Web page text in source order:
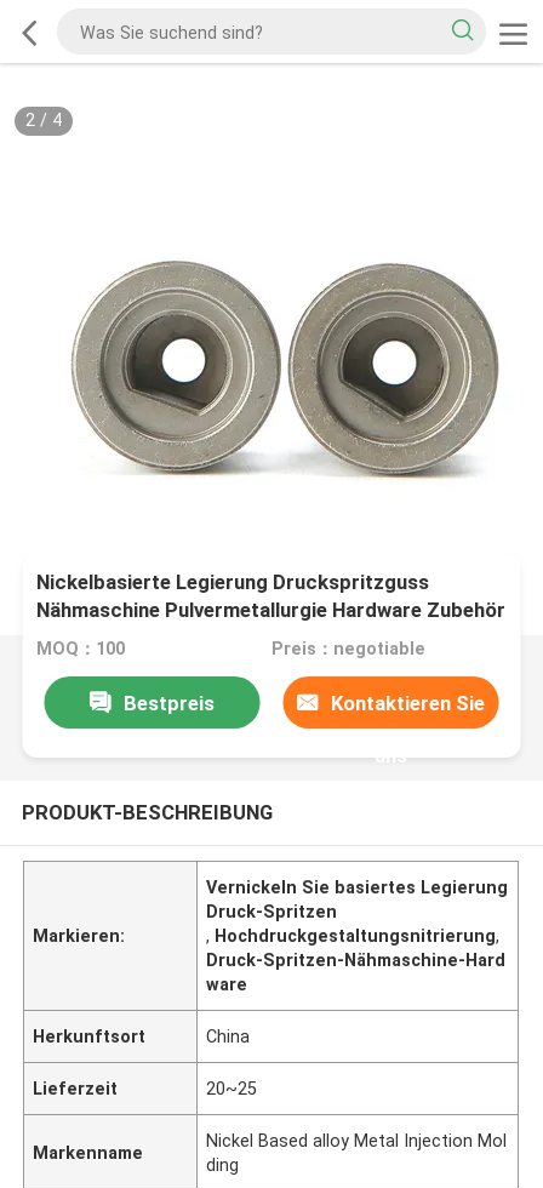
2/ 4
Nickelbasierte Legierung Druckspritzguss
Nähmaschine Pulvermetallurgie Hardware Zubehör
MOQ：100 Preis：negotiable
Bestpreis Kontaktieren Sie
uns
PRODUKT-BESCHREIBUNG
Markieren:
Vernickeln Sie basiertes Legierung
Druck-Spritzen
, Hochdruckgestaltungsnitrierung,
Druck-Spritzen-Nähmaschine-Hard
ware
Herkunftsort China
Lieferzeit 20~25
Markenname
Nickel Based alloy Metal Injection Mol
ding